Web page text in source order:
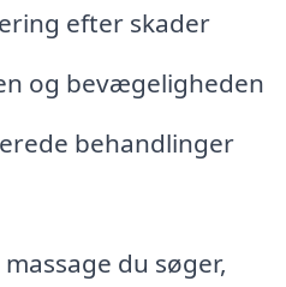
efter skader
og bevægeligheden
behandlinger
du søger,